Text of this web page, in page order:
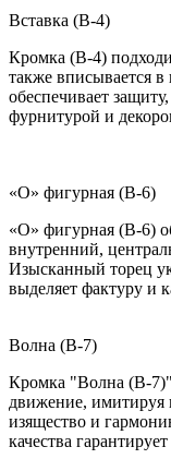
Вставка (B-4)
Кромка (B-4)
также вписывается
обеспечивает
фурнитурой и
«О» фигурная (B-6)
«О» фигурная (B-6)
внутренний,
Изысканный торец
выделяет фактуру и
Волна (B-7)
Кромка "Волна (B-
движение, имитируя
изящество и
качества